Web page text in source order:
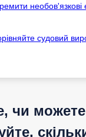
необов'язкові
судовий
чи